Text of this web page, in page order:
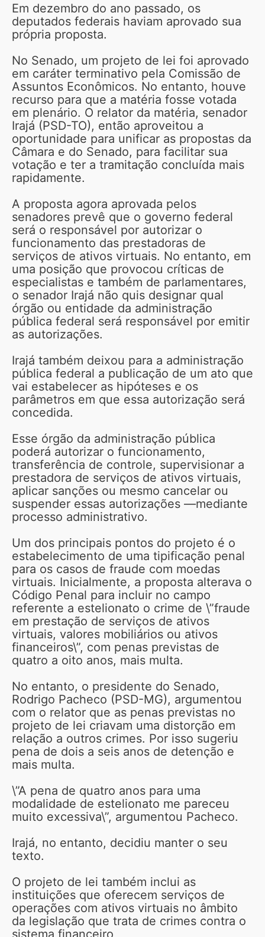
Em dezembro do ano passado, os
deputados federais haviam aprovado sua
própria proposta.
No Senado, um projeto de lei foi aprovado
em caráter terminativo pela Comissão de
Assuntos Econômicos. No entanto, houve
recurso para que a matéria fosse votada
em plenário. O relator da matéria, senador
Irajá (PSD-TO), então aproveitou a
oportunidade para unificar as propostas da
Câmara e do Senado, para facilitar sua
votação e ter a tramitação concluída mais
rapidamente.
A proposta agora aprovada pelos
senadores prevê que o governo federal
será o responsável por autorizar o
funcionamento das prestadoras de
serviços de ativos virtuais. No entanto, em
uma posição que provocou críticas de
especialistas e também de parlamentares,
o senador Irajá não quis designar qual
órgão ou entidade da administração
pública federal será responsável por emitir
as autorizações.
Irajá também deixou para a administração
pública federal a publicação de um ato que
vai estabelecer as hipóteses e os
parâmetros em que essa autorização será
concedida.
Esse órgão da administração pública
poderá autorizar o funcionamento,
transferência de controle, supervisionar a
prestadora de serviços de ativos virtuais,
aplicar sanções ou mesmo cancelar ou
suspender essas autorizações —mediante
processo administrativo.
Um dos principais pontos do projeto é o
estabelecimento de uma tipificação penal
para os casos de fraude com moedas
virtuais. Inicialmente, a proposta alterava o
Código Penal para incluir no campo
referente a estelionato o crime de \”fraude
em prestação de serviços de ativos
virtuais, valores mobiliários ou ativos
financeiros\”, com penas previstas de
quatro a oito anos, mais multa.
No entanto, o presidente do Senado,
Rodrigo Pacheco (PSD-MG), argumentou
com o relator que as penas previstas no
projeto de lei criavam uma distorção em
relação a outros crimes. Por isso sugeriu
pena de dois a seis anos de detenção e
mais multa.
\”A pena de quatro anos para uma
modalidade de estelionato me pareceu
muito excessiva\”, argumentou Pacheco.
Irajá, no entanto, decidiu manter o seu
texto.
O projeto de lei também inclui as
instituições que oferecem serviços de
operações com ativos virtuais no âmbito
da legislação que trata de crimes contra o
sistema financeiro